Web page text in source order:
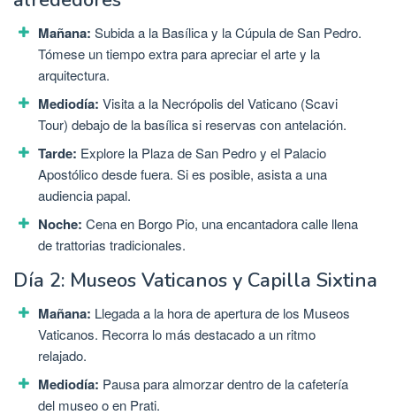
Mañana: Subida a la Basílica y la Cúpula de San Pedro.
Tómese un tiempo extra para apreciar el arte y la
arquitectura.
Mediodía: Visita a la Necrópolis del Vaticano (Scavi
Tour) debajo de la basílica si reservas con antelación.
Tarde: Explore la Plaza de San Pedro y el Palacio
Apostólico desde fuera. Si es posible, asista a una
audiencia papal.
Noche: Cena en Borgo Pio, una encantadora calle llena
de trattorias tradicionales.
Día 2: Museos Vaticanos y Capilla Sixtina
Mañana: Llegada a la hora de apertura de los Museos
Vaticanos. Recorra lo más destacado a un ritmo
relajado.
Mediodía: Pausa para almorzar dentro de la cafetería
del museo o en Prati.